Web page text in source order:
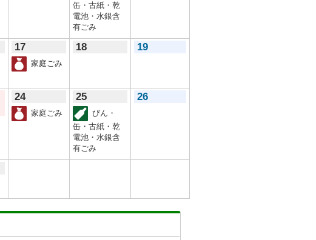
缶・古紙・乾
電池・水銀含
有ごみ
17
家庭ごみ
18 19
24
家庭ごみ
25
びん・
缶・古紙・乾
電池・水銀含
有ごみ
26